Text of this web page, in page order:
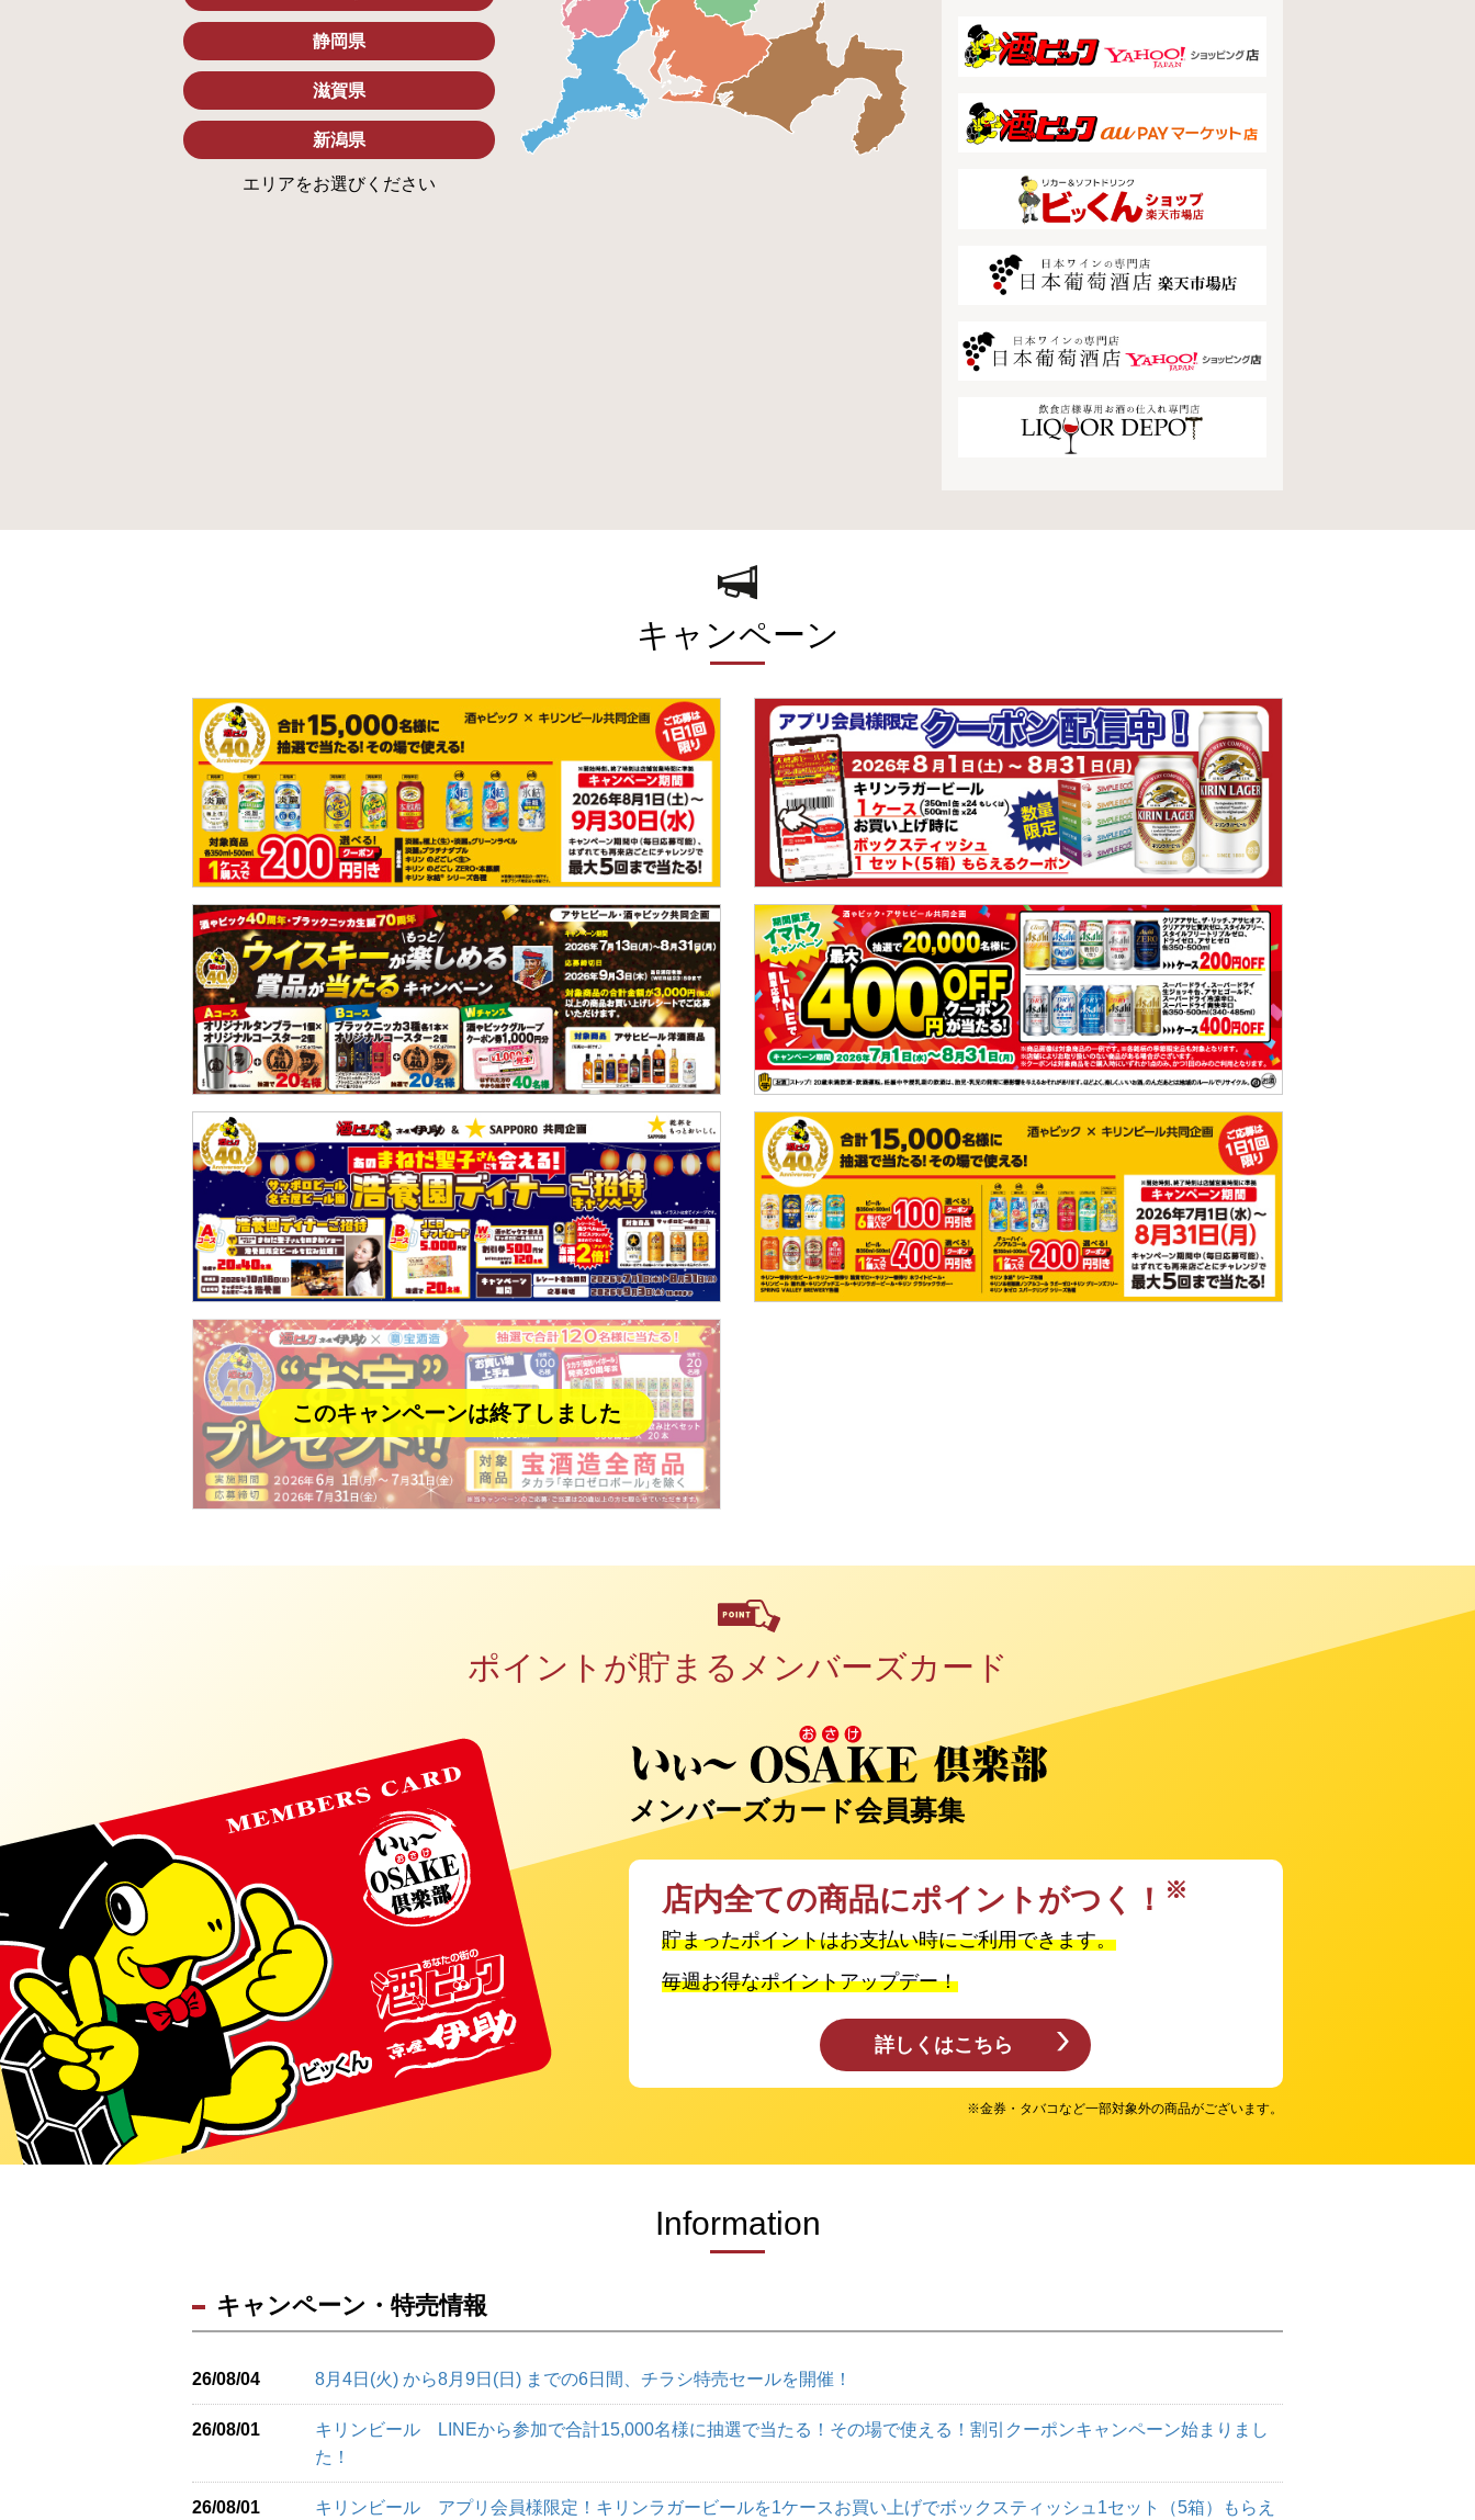
静岡県
滋賀県
新潟県
エリアをお選びください
キャンペーン
ポイントが貯まる メンバーズカード
メンバーズカード会員募集
店内全ての商品にポイントがつく！ ※
貯まったポイントはお支払い時にご利用できます。
毎週お得なポイントアップデー！
詳しくはこちら
※金券・タバコなど一部対象外の商品がございます。
Information
キャンペーン・特売情報
26/08/04 8月4日(火) から8月9日(日) までの6日間、チラシ特売セールを開催！
26/08/01
キリンビール LINEから参加で合計15,000名様に抽選で当たる！その場で使える！割引クーポンキャンペーン始まりまし
た！
26/08/01 キリンビール アプリ会員様限定！キリンラガービールを1ケースお買い上げでボックスティッシュ1セット（5箱）もらえ